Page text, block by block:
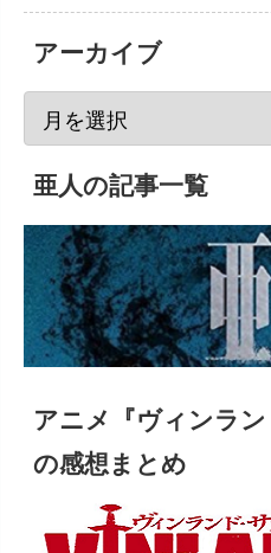
アーカイブ
亜人の記事一覧
アニメ『ヴィンラン
の感想まとめ